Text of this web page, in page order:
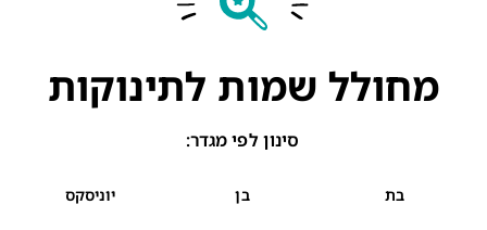
מחולל שמות לתינוקות
סינון לפי מגדר:
יוניסקס